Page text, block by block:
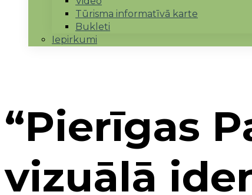
Tūrisma informatīvā karte
Bukleti
Iepirkumi
“Pierīgas
vizuālā